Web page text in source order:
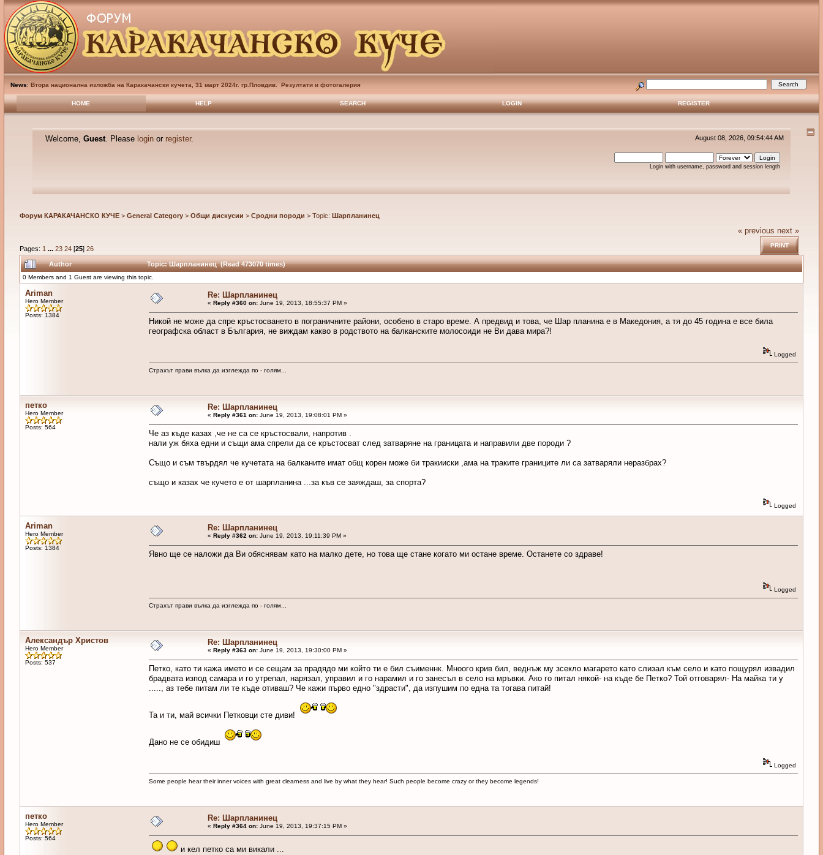
News: Втора национална изложба на Каракачански кучета, 31 март 2024г. гр.Пловдив. Резултати и фотогалерия
HOME HELP SEARCH LOGIN REGISTER
Welcome,Guest. Please login or register. August 08, 2026, 09:54:44 AM
Login with username, password and session length
Форум КАРАКАЧАНСКО КУЧЕ> General Category> Общи дискусии > Сродни породи > Topic: Шарпланинец
Pages: 1 ... 23 24[25] 26
« previous next »
PRINT
Author Topic: Шарпланинец (Read 473070 times)
0 Members and 1 Guest are viewing this topic.
Ariman
Hero Member
Posts: 1384
Re: Шарпланинец
« Reply #360 on:June 19, 2013, 18:55:37 PM »
Никой не може да спре кръстосването в пограничните райони, особено в старо време. А предвид и това, че Шар планина е в Македония, а тя до 45 година е все била
географска област в България, не виждам какво в родството на балканските молосоиди не Ви дава мира?!
Logged
Страхът прави вълка да изглежда по - голям...
петко
Hero Member
Posts: 564
Re: Шарпланинец
« Reply #361 on:June 19, 2013, 19:08:01 PM »
Че аз къде казах ,че не са се кръстосвали, напротив .
нали уж бяха едни и същи ама спрели да се кръстосват след затваряне на границата и направили две породи ?
Също и съм твърдял че кучетата на балканите имат общ корен може би тракииски ,ама на траките границите ли са затваряли неразбрах?
също и казах че кучето е от шарпланина ...за къв се заяждаш, за спорта?
Logged
Ariman
Hero Member
Posts: 1384
Re: Шарпланинец
« Reply #362 on:June 19, 2013, 19:11:39 PM »
Явно ще се наложи да Ви обяснявам като на малко дете, но това ще стане когато ми остане време. Останете со здраве!
Logged
Страхът прави вълка да изглежда по - голям...
Александър Христов
Hero Member
Posts: 537
Re: Шарпланинец
« Reply #363 on:June 19, 2013, 19:30:00 PM »
Петко, като ти кажа името и се сещам за прадядо ми който ти е бил съименнк. Мноого крив бил, веднъж му зсекло магарето като слизал към село и като пощурял извадил
брадвата изпод самара и го утрепал, нарязал, управил и го нарамил и го занесъл в село на мръвки. Ако го питал някой- на къде бе Петко? Той отговарял- На майка ти у
....., аз тебе питам ли те къде отиваш? Че кажи първо едно "здрасти", да изпушим по една та тогава питай!
Та и ти, май всички Петковци сте диви!
Дано не се обидиш
Logged
Some people hear their inner voices with great clearness and live by what they hear! Such people become crazy or they become legends!
петко
Hero Member
Posts: 564
Re: Шарпланинец
« Reply #364 on:June 19, 2013, 19:37:15 PM »
и кел петко са ми викали ...